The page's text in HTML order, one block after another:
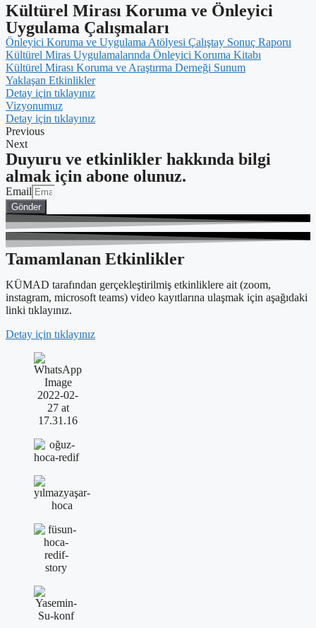
Kültürel Mirası Koruma ve Önleyici
Uygulama Çalışmaları
Önleyici Koruma ve Uygulama Atölyesi Çalıştay Sonuç Raporu
Kültürel Miras Uygulamalarında Önleyici Koruma Kitabı
Kültürel Mirası Koruma ve Araştırma Derneği Sunum
Yaklaşan Etkinlikler
Detay için tıklayınız
Vizyonumuz
Detay için tıklayınız
Previous
Next
Duyuru ve etkinlikler hakkında bilgi
almak için abone olunuz.
Email
Gönder
Tamamlanan Etkinlikler
KÜMAD tarafından gerçekleştirilmiş etkinliklere ait (zoom,
instagram, microsoft teams) video kayıtlarına ulaşmak için aşağıdaki
linki tıklayınız.
Detay için tıklayınız